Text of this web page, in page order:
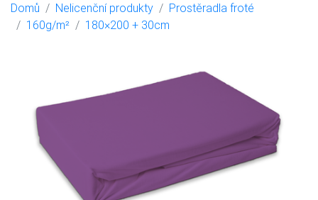
Domů Nelicenční produkty
Prostěradla froté
160g/m²
180×200 + 30cm